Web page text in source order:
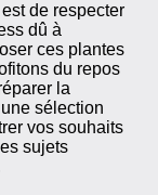
de respecter
dû à
ces plantes
du repos
la
sélection
vos souhaits
sujets